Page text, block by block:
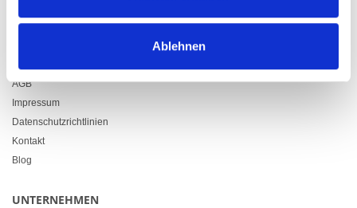
Ablehnen
Downloads
AGB
Impressum
Datenschutzrichtlinien
Kontakt
Blog
UNTERNEHMEN